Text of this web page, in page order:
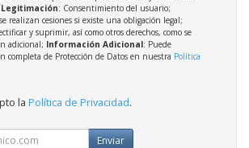
Legitimación: Consentimiento del usuario;
realizan cesiones si existe una obligación legal;
y suprimir, así como otros derechos, como se
adicional; Información Adicional: Puede
completa de Protección de Datos en nuestra Política
la Política de Privacidad.
Enviar